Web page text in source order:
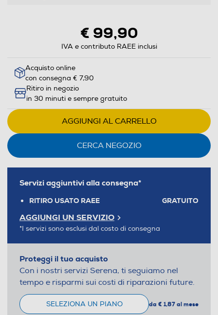
€ 99,90
IVA e contributo RAEE inclusi
Acquisto online
con consegna € 7,90
Ritiro in negozio
in 30 minuti e sempre gratuito
AGGIUNGI AL CARRELLO
CERCA NEGOZIO
Servizi aggiuntivi alla consegna*
RITIRO USATO RAEE GRATUITO
AGGIUNGI UN SERVIZIO
*I servizi sono esclusi dal costo di consegna
Proteggi il tuo acquisto
Con i nostri servizi Serena, ti seguiamo nel
tempo e risparmi sui costi di riparazioni future.
SELEZIONA UN PIANO da € 1,87 al mese